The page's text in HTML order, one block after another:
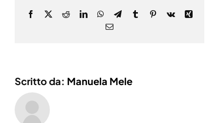
Facebook
X RedditLinkedInWhatsApp
TelegramTumblrPinterest
Vk
Xing
Email
Scritto da: Manuela Mele